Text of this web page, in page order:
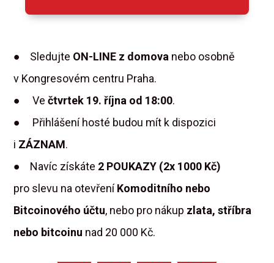
● Sledujte ON-LINE z domova nebo osobně
v Kongresovém centru Praha.
●Večtvrtek 19. října od 18:00.
● Přihlášení hosté budou mít k dispozici
i ZÁZNAM.
● Navíc získáte 2 POUKAZY (2x 1000 Kč)
pro slevu na otevřeníKomoditního nebo
Bitcoinového účtu, nebo pro nákup zlata, stříbra
nebo bitcoinu nad 20 000 Kč.